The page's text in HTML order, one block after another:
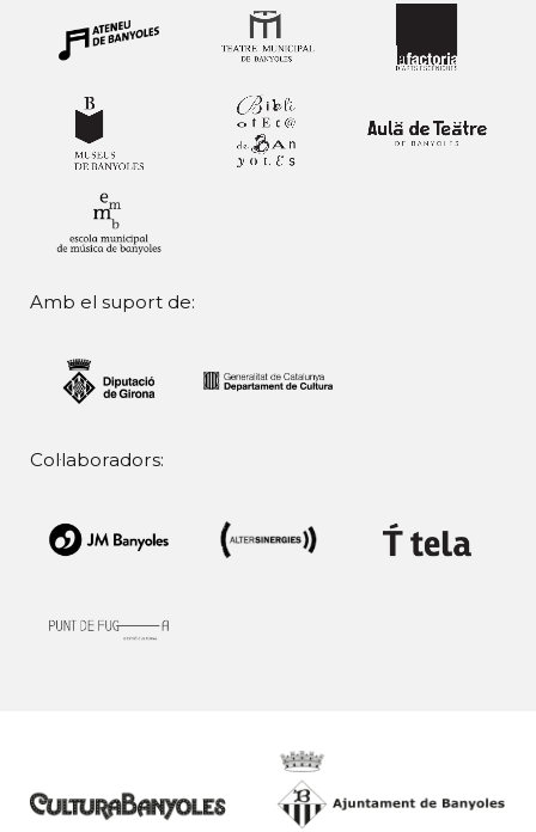
Amb el suport de:
Col·laboradors: